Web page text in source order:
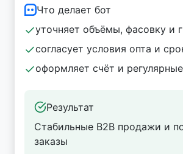
Что делает бот
уточняет объёмы, фасовку и
согласует условия опта и
оформляет счёт и
Результат
Стабильные B2B продажи и
заказы